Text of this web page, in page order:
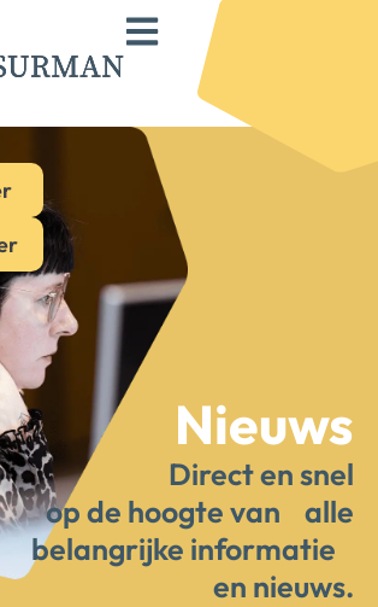
Nieuws
Direct en snel
op de hoogte van alle
belangrijke informatie
en nieuws.